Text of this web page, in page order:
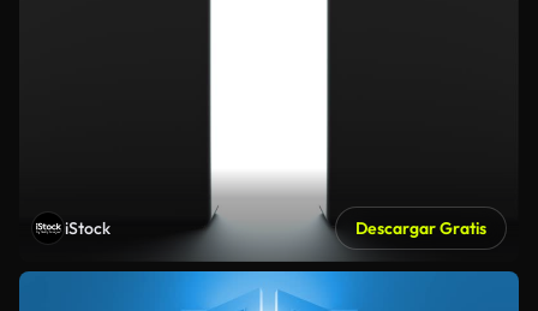
iStock Descargar Gratis